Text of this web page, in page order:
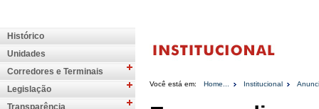
Histórico
Unidades
Corredores e Terminais
Legislação
Transparência
Você está em: Home... Institucional